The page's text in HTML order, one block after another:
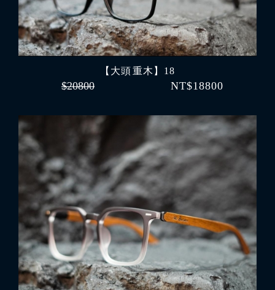
【大頭 重木】18
$20800 NT$18800